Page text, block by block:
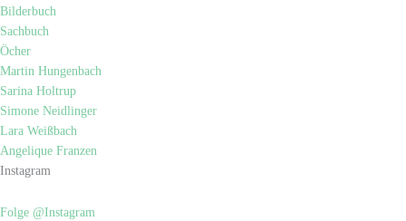
Bilderbuch
Sachbuch
Öcher
Martin Hungenbach
Sarina Holtrup
Simone Neidlinger
Lara Weißbach
Angelique Franzen
Instagram
Folge @Instagram